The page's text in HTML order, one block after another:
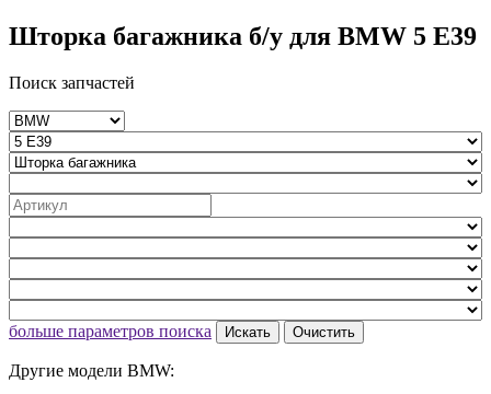
Шторка багажника б/у для BMW 5 E39
Поиск запчастей
больше параметров поиска Искать Очистить
Другие модели BMW: